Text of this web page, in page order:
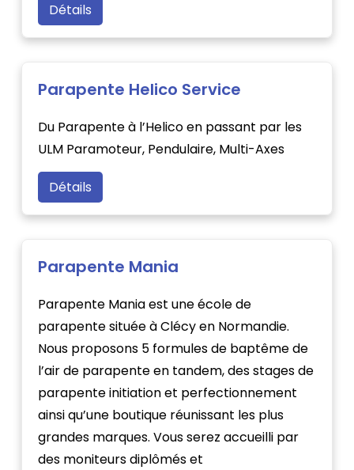
Détails
Parapente Helico Service
Du Parapente à l’Helico en passant par les
ULM Paramoteur, Pendulaire, Multi-Axes
Détails
Parapente Mania
Parapente Mania est une école de
parapente située à Clécy en Normandie.
Nous proposons 5 formules de baptême de
l’air de parapente en tandem, des stages de
parapente initiation et perfectionnement
ainsi qu’une boutique réunissant les plus
grandes marques. Vous serez accueilli par
des moniteurs diplômés et